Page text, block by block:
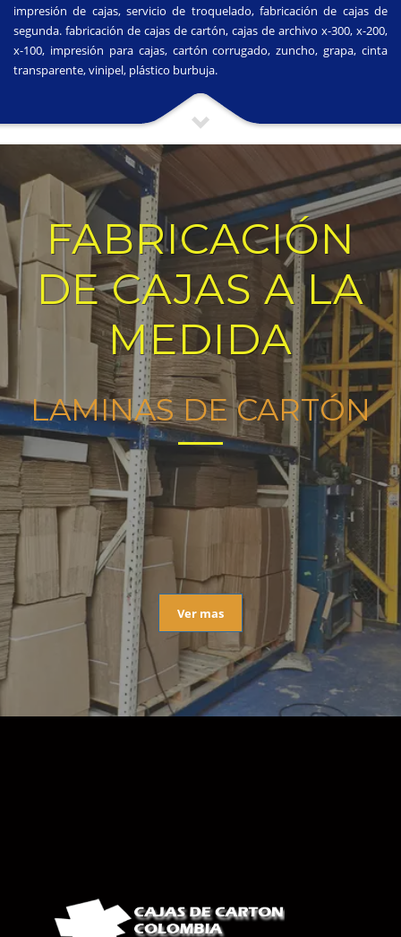
impresión de cajas, servicio de troquelado, fabricación de cajas de
segunda. fabricación de cajas de cartón, cajas de archivo x-300, x-200,
x-100, impresión para cajas, cartón corrugado, zuncho, grapa, cinta
transparente, vinipel, plástico burbuja.
FABRICACIÓN
DE CAJAS A LA
MEDIDA
LAMINAS DE CARTÓN
Ver mas